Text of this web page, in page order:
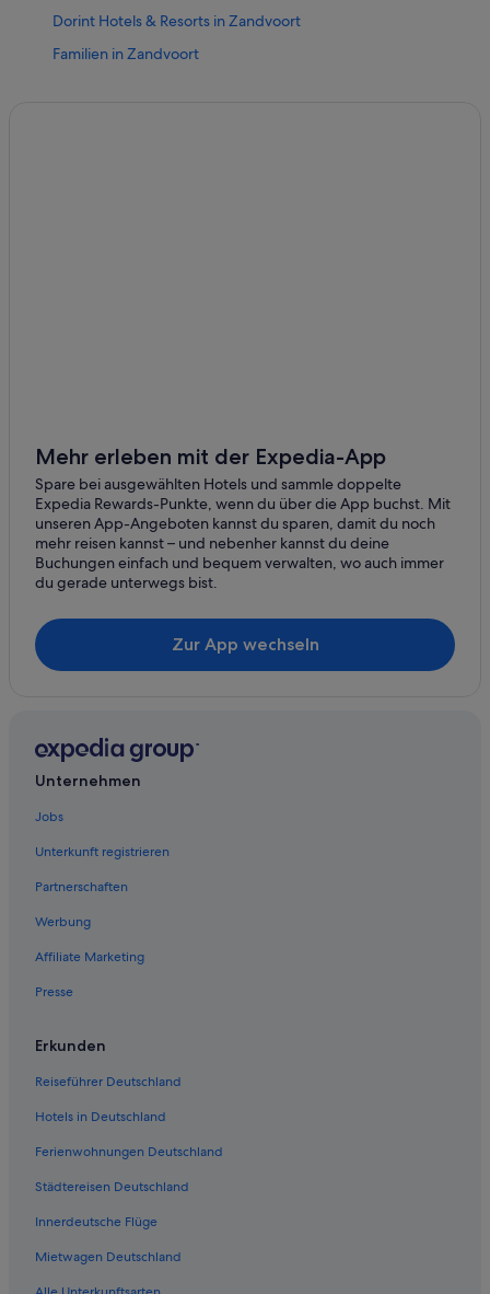
Dorint Hotels & Resorts in Zandvoort
Familien in Zandvoort
Hotels mit Suiten in Zandvoort
Motel One Hotels in Zandvoort
Hotels mit Sauna in Zandvoort
Ferienparks in Zandvoort
Abenteuer in Zandvoort
Hotels mit Fitnessbereich in Zandvoort
Hotels mit Wellnessbereich in Zandvoort
Safarizelte in Zandvoort
All-Inclusive- in Zandvoort
Baumhäuser in Zandvoort
Hausboote in Zandvoort
Nachhaltige in Zandvoort
Mehr erleben mit der Expedia-App
Spare bei ausgewählten Hotels und sammle doppelte
Expedia Rewards-Punkte, wenn du über die App buchst. Mit
unseren App-Angeboten kannst du sparen, damit du noch
mehr reisen kannst – und nebenher kannst du deine
Buchungen einfach und bequem verwalten, wo auch immer
du gerade unterwegs bist.
Zur App wechseln
Unternehmen
Jobs
Unterkunft registrieren
Partnerschaften
Werbung
Affiliate Marketing
Presse
Erkunden
Reiseführer Deutschland
Hotels in Deutschland
Ferienwohnungen Deutschland
Städtereisen Deutschland
Innerdeutsche Flüge
Mietwagen Deutschland